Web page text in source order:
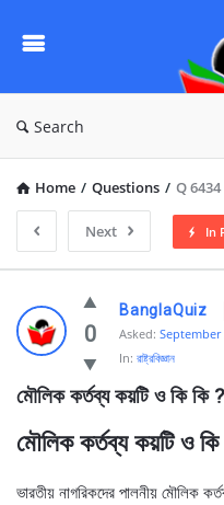
Search
Home / Questions / Q 6434
Next In
Ask
Questions
BanglaQuiz
Latest
Questions
0
BanglaQuiz
Asked: September
In: রাষ্ট্রবিজ্ঞান
মৌলিক কর্তব্য কয়টি ও কি কি ?
মৌলিক কর্তব্য কয়টি ও
ভারতীয় নাগরিকদের পালনীয় মৌলিক